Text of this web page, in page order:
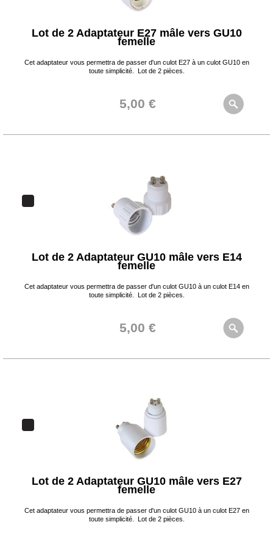
Lot de 2 Adaptateur E27 mâle vers GU10
femelle
Cet adaptateur vous permettra de passer d'un culot E27 à un culot GU10 en
toute simplicité. Lot de 2 pièces.
5,00 €
Lot de 2 Adaptateur GU10 mâle vers E14
femelle
Cet adaptateur vous permettra de passer d'un culot GU10 à un culot E14 en
toute simplicité. Lot de 2 pièces.
5,00 €
Lot de 2 Adaptateur GU10 mâle vers E27
femelle
Cet adaptateur vous permettra de passer d'un culot GU10 à un culot E27 en
toute simplicité. Lot de 2 pièces.